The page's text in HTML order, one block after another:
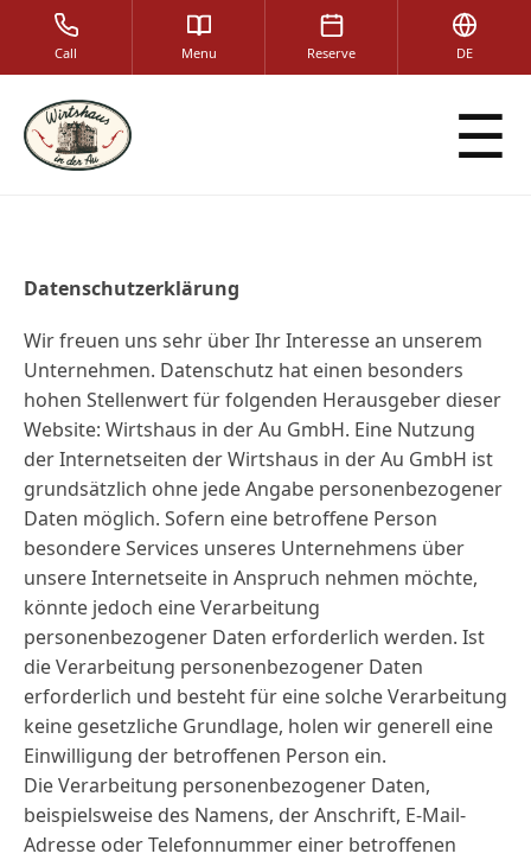
Call Menu Reserve DE
☰
Datenschutzerklärung
Wir freuen uns sehr über Ihr Interesse an unserem
Unternehmen. Datenschutz hat einen besonders
hohen Stellenwert für folgenden Herausgeber dieser
Website: Wirtshaus in der Au GmbH. Eine Nutzung
der Internetseiten der Wirtshaus in der Au GmbH ist
grundsätzlich ohne jede Angabe personenbezogener
Daten möglich. Sofern eine betroffene Person
besondere Services unseres Unternehmens über
unsere Internetseite in Anspruch nehmen möchte,
könnte jedoch eine Verarbeitung
personenbezogener Daten erforderlich werden. Ist
die Verarbeitung personenbezogener Daten
erforderlich und besteht für eine solche Verarbeitung
keine gesetzliche Grundlage, holen wir generell eine
Einwilligung der betroffenen Person ein.
Die Verarbeitung personenbezogener Daten,
beispielsweise des Namens, der Anschrift, E-Mail-
Adresse oder Telefonnummer einer betroffenen